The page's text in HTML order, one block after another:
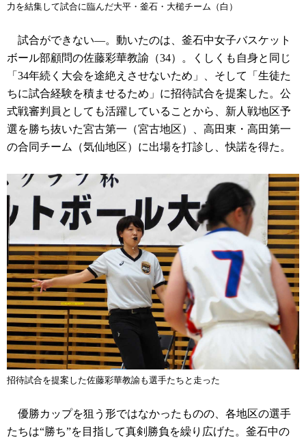
力を結集して試合に臨んだ大平・釜石・大槌チーム（白）
試合ができない―。動いたのは、釜石中女子バスケット
ボール部顧問の佐藤彩華教諭（34）。くしくも自身と同じ
「34年続く大会を途絶えさせないため」、そして「生徒た
ちに試合経験を積ませるため」に招待試合を提案した。公
式戦審判員としても活躍していることから、新人戦地区予
選を勝ち抜いた宮古第一（宮古地区）、高田東・高田第一
の合同チーム（気仙地区）に出場を打診し、快諾を得た。
招待試合を提案した佐藤彩華教諭も選手たちと走った
優勝カップを狙う形ではなかったものの、各地区の選手
たちは“勝ち”を目指して真剣勝負を繰り広げた。釜石中の